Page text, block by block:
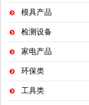
模具产品
检测设备
家电产品
环保类
工具类